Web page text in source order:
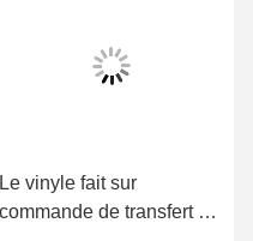
Le vinyle fait sur
commande de transfert de